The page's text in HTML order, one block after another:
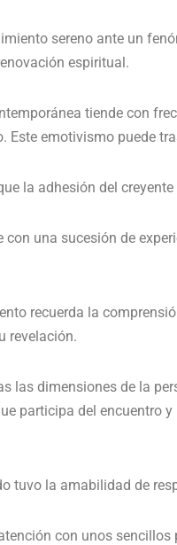
sereno ante un
espiritual.
tiende con
Este emotivismo puede
la adhesión del
una sucesión de
recuerda la
revelación.
las dimensiones de la
participa del encuentro
tuvo la amabilidad de
con unos